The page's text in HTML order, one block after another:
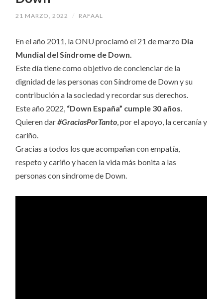
21 MARZO, 2022 / RAFAAL
En el año 2011, la ONU proclamó el 21 de marzo Día
Mundial del Síndrome de Down.
Este día tiene como objetivo de concienciar de la
dignidad de las personas con Síndrome de Down y su
contribución a la sociedad y recordar sus derechos.
Este año 2022, “Down España” cumple 30 años.
Quieren dar#GraciasPorTanto, por el apoyo, la cercanía y
cariño.
Gracias a todos los que acompañan con empatía,
respeto y cariño y hacen la vida más bonita a las
personas con síndrome de Down.